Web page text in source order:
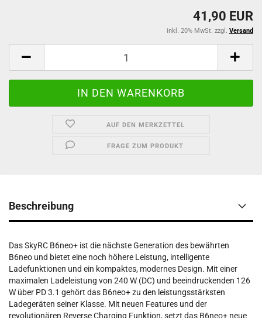
41,90 EUR
inkl. 20% MwSt. zzgl. Versand
AUF DEN MERKZETTEL
FRAGE ZUM PRODUKT
Beschreibung
Das SkyRC B6neo+ ist die nächste Generation des bewährten
B6neo und bietet eine noch höhere Leistung, intelligente
Ladefunktionen und ein kompaktes, modernes Design. Mit einer
maximalen Ladeleistung von 240 W (DC) und beeindruckenden 126
W über PD 3.1 gehört das B6neo+ zu den leistungsstärksten
Ladegeräten seiner Klasse. Mit neuen Features und der
revolutionären Reverse Charging Funktion, setzt das B6neo+ neue